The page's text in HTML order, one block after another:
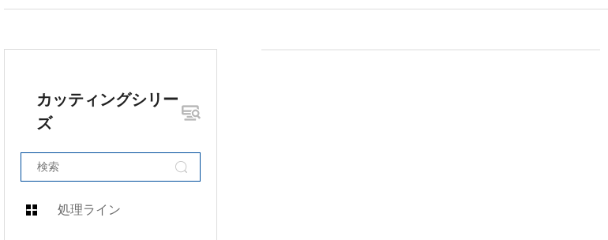
カッティングシリー
ズ
処理ライン